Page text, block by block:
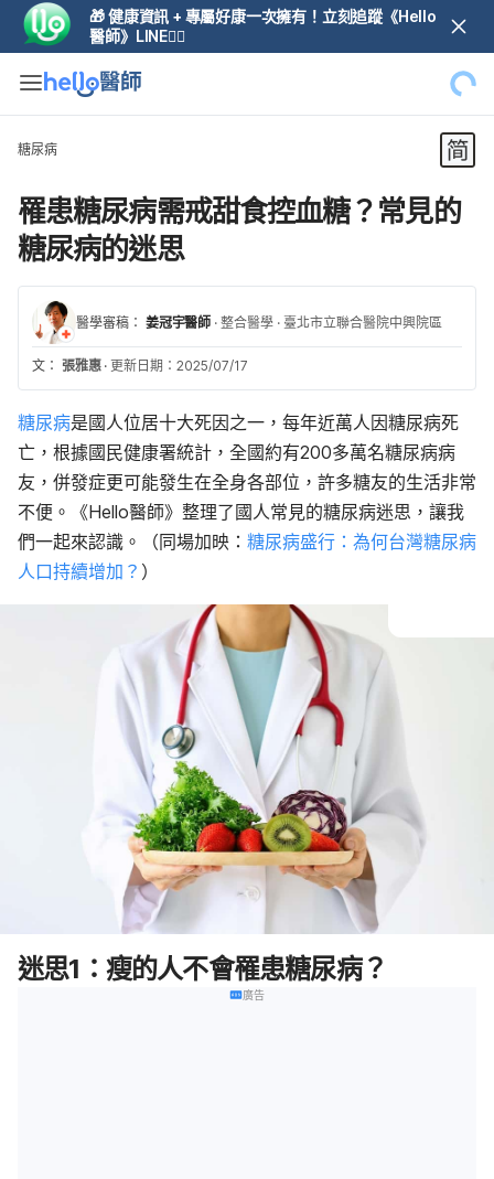
🎁 健康資訊 + 專屬好康一次擁有！立刻追蹤《Hello
醫師》LINE👆🏼
糖尿病
罹患糖尿病需戒甜食控血糖？常見的
糖尿病的迷思
醫學審稿： 姜冠宇醫師 · 整合醫學 · 臺北市立聯合醫院中興院區
文： 張雅惠 · 更新日期：2025/07/17
糖尿病是國人位居十大死因之一，每年近萬人因糖尿病死
亡，根據國民健康署統計，全國約有200多萬名糖尿病病
友，併發症更可能發生在全身各部位，許多糖友的生活非常
不便。《Hello醫師》整理了國人常見的糖尿病迷思，讓我
們一起來認識。
（同場加映： 糖尿病盛行：為何台灣糖尿病
人口持續增加？ ）
迷思1：瘦的人不會罹患糖尿病？
廣告